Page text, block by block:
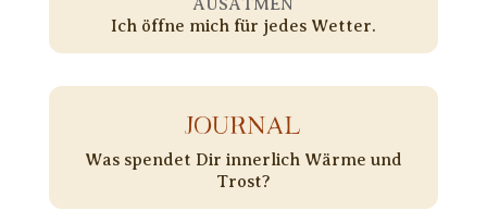
Ich öffne mich für jedes Wetter.
JOURNAL
Was spendet Dir innerlich Wärme und
Trost?